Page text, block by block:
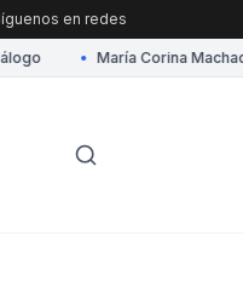
en redes
María Corina